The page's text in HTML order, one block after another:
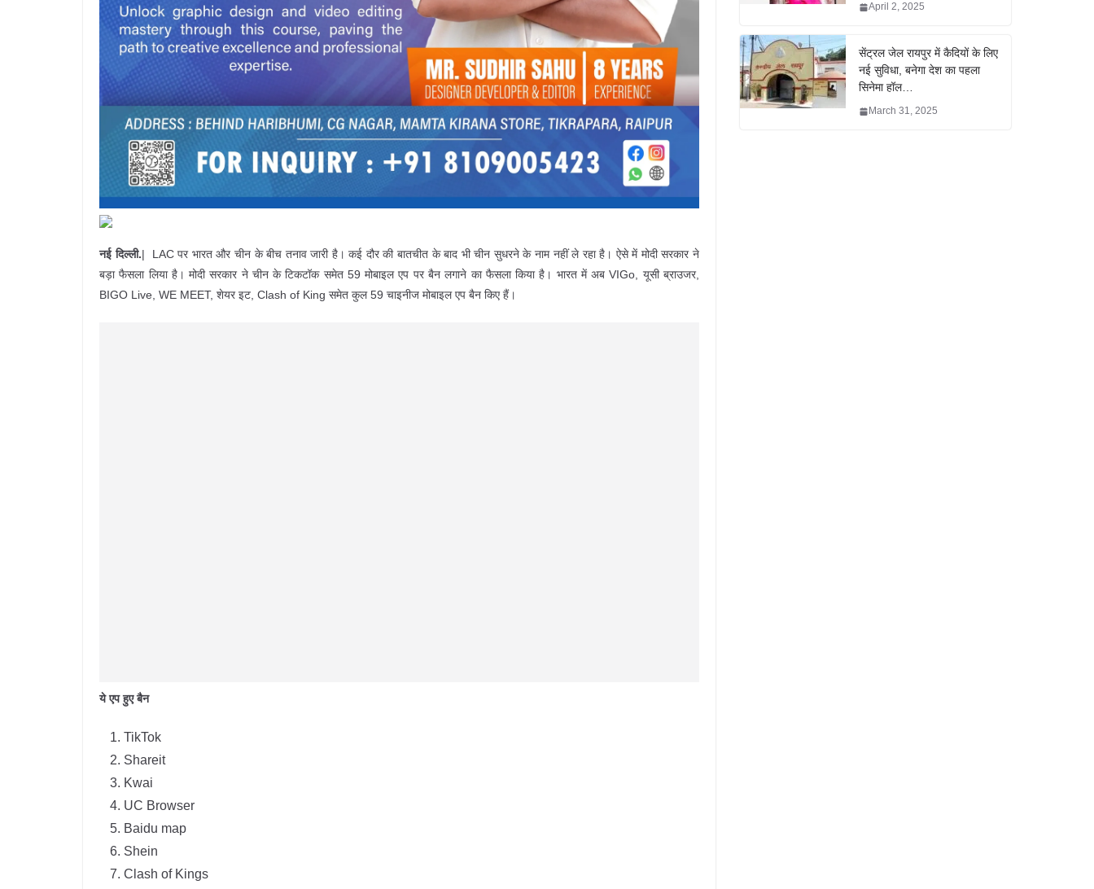
नई दिल्ली.| LAC पर भारत और चीन के बीच तनाव जारी है। कई दौर की बातचीत के बाद भी चीन सुधरने के नाम नहीं ले रहा है। ऐसे में मोदी सरकार ने
बड़ा फैसला लिया है। मोदी सरकार ने चीन के टिकटॉक समेत 59 मोबाइल एप पर बैन लगाने का फैसला किया है। भारत में अब VIGo, यूसी ब्राउजर,
BIGO Live, WE MEET, शेयर इट, Clash of King समेत कुल 59 चाइनीज मोबाइल एप बैन किए हैं।
ये एप हुए बैन
TikTok
Shareit
Kwai
UC Browser
Baidu map
Shein
Clash of Kings
April 2, 2025
सेंट्रल जेल रायपुर में कैदियों के लिए
नई सुविधा, बनेगा देश का पहला
सिनेमा हॉल…
March 31, 2025